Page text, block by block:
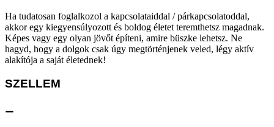
Ha tudatosan foglalkozol a kapcsolataiddal / párkapcsolatoddal,
akkor egy kiegyensúlyozott és boldog életet teremthetsz magadnak.
Képes vagy egy olyan jövőt építeni, amire büszke lehetsz. Ne
hagyd, hogy a dolgok csak úgy megtörténjenek veled, légy aktív
alakítója a saját életednek!
SZELLEM
⚊